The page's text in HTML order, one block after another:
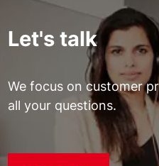
Let's talk
We focus on customer
all your questions.